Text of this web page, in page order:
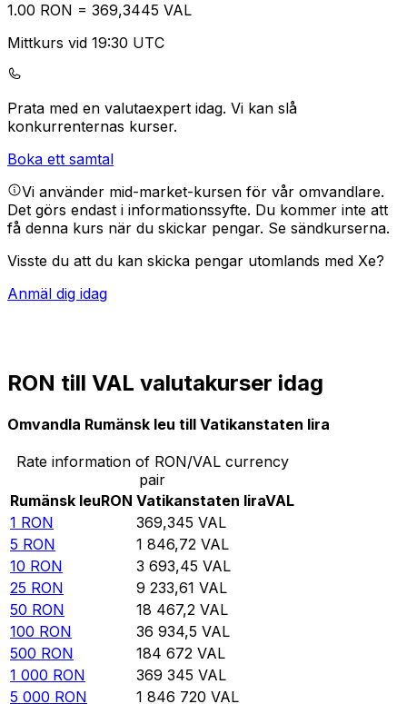
1.00 RON = 369,3445 VAL
Mittkurs vid 19:30 UTC
Prata med en valutaexpert idag. Vi kan slå
konkurrenternas kurser.
Boka ett samtal
Vi använder mid-market-kursen för vår omvandlare.
Det görs endast i informationssyfte. Du kommer inte att
få denna kurs när du skickar pengar. Se sändkurserna.
Visste du att du kan skicka pengar utomlands med Xe?
Anmäl dig idag
RON till VAL valutakurser idag
Omvandla Rumänsk leu till Vatikanstaten lira
Rate information of RON/VAL currency
pair
Rumänsk leuRON Vatikanstaten liraVAL
1 RON 369,345 VAL
5 RON 1 846,72 VAL
10 RON 3 693,45 VAL
25 RON 9 233,61 VAL
50 RON 18 467,2 VAL
100 RON 36 934,5 VAL
500 RON 184 672 VAL
1 000 RON 369 345 VAL
5 000 RON 1 846 720 VAL